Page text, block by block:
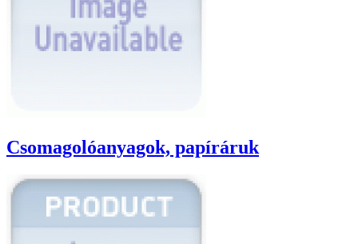
Csomagolóanyagok, papíráruk